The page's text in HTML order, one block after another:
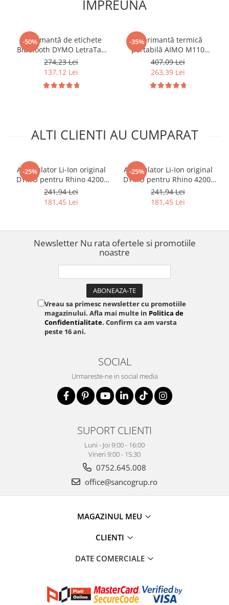
IMPREUNA
-50%
Imprimantă de etichete
Bluetooth DYMO LetraTag
LT-200B pentru creare și
imprimare direct de pe
smartphone, organizare
acasă și la birou 2172855
274,23 Lei
137,12 Lei
-35%
Imprimantă termică
portabilă AIMO M110
Neagră Bluetooth pentru
etichete în rolă cu lățime
până la 50 mm, etichete
produse, preț și bijuterii
407,09 Lei
263,39 Lei
ALTI CLIENTI AU CUMPARAT
-25%
Acumulator Li-Ion original
DYMO pentru Rhino 4200,
Rhino 5200, LabelManager
260, 360D si 420P
241,94 Lei
181,45 Lei
-25%
Acumulator Li-Ion original
DYMO pentru Rhino 4200,
Rhino 5200, LabelManager
360D, LabelManager 420P si
LabelPoint 200
241,94 Lei
181,45 Lei
Newsletter Nu rata ofertele si promotiile
noastre
Vreau sa primesc newsletter cu promotiile
magazinului. Afla mai multe in Politica de
Confidentialitate. Confirm ca am varsta
peste 16 ani.
SOCIAL
Urmareste-ne in social media
SUPORT CLIENTI
Luni - Joi 9:00 - 16:00
Vineri 9:00 - 15:30
0752.645.008
office@sancogrup.ro
MAGAZINUL MEU
CLIENTI
DATE COMERCIALE